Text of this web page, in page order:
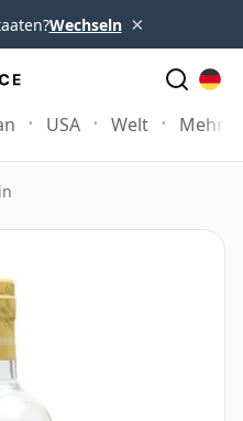
Wechseln ×
USA Welt Mehr